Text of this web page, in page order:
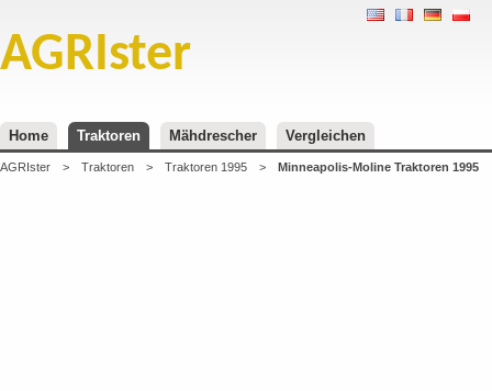
AGRIster
Home Traktoren Mähdrescher Vergleichen
AGRIster > Traktoren > Traktoren 1995 > Minneapolis-Moline Traktoren 1995